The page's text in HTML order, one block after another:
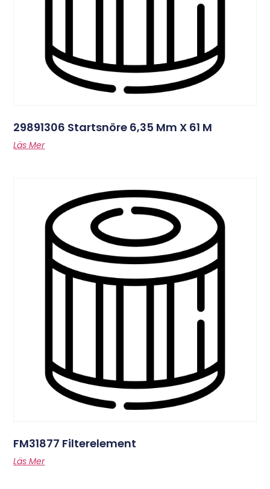
29891306 Startsnöre 6,35 Mm X 61 M
Läs Mer
FM31877 Filterelement
Läs Mer